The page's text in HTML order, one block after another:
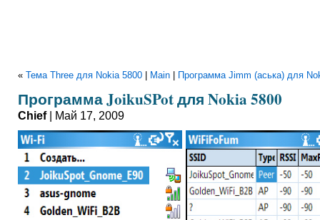
« Тема Three для Nokia 5800 Main Программа Jimm (аська) для
Программа JoikuSPot для Nokia 5800
Chief| Май 17, 2009